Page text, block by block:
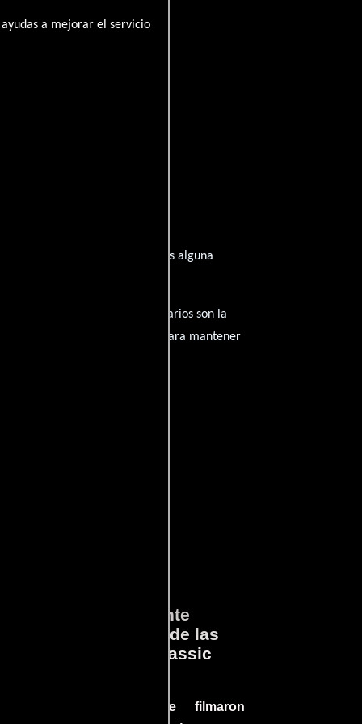
a mejorar el servicio
de su trayectoria? ¿Tienes alguna
del cine, y tus comentarios son la
inapropiado será eliminado para mantener
el
Lo que Realmente
Sucedió detrás de las
cámaras en Jurassic
Conoce cómo se filmaron